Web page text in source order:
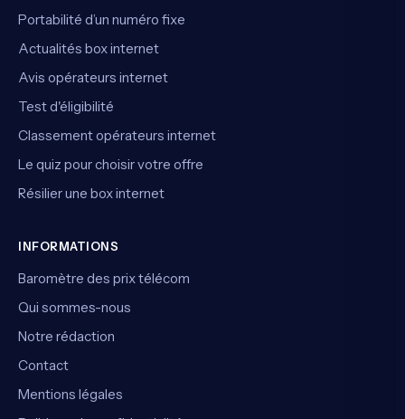
Portabilité d’un numéro fixe
Actualités box internet
Avis opérateurs internet
Test d'éligibilité
Classement opérateurs internet
Le quiz pour choisir votre offre
Résilier une box internet
INFORMATIONS
Baromètre des prix télécom
Qui sommes-nous
Notre rédaction
Contact
Mentions légales